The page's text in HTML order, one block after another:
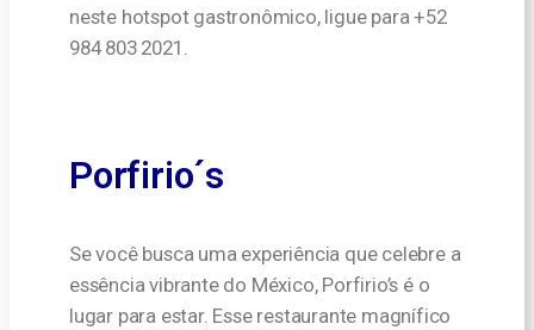
neste hotspot gastronômico, ligue para +52
984 803 2021.
Porfirio´s
Se você busca uma experiência que celebre a
essência vibrante do México, Porfirio’s é o
lugar para estar. Esse restaurante magnífico